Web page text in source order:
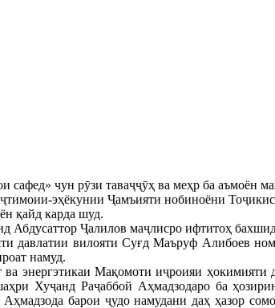
чун рӯзи таваҷҷӯҳ ва меҳр ба аъмоён
эҳёкунии Ҷамъияти нобиноёни
қайд карда шуд.
Абдусаттор Ҷалилов маҷлисро ифтитоҳ
давлатии вилояти Суғд Маъруф Алибоев
намуд.
энергэтикаи Мақомоти иҷроияи ҳокимияти
Хуҷанд Раҷаббой Аҳмадзодаро ба
барои ҷудо намудани даҳ ҳазор